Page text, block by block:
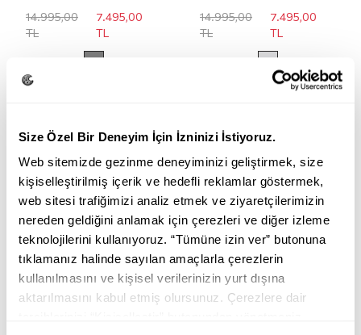
Size Özel Bir Deneyim İçin İzninizi İstiyoruz.
Web sitemizde gezinme deneyiminizi geliştirmek, size
kişiselleştirilmiş içerik ve hedefli reklamlar göstermek,
web sitesi trafiğimizi analiz etmek ve ziyaretçilerimizin
nereden geldiğini anlamak için çerezleri ve diğer izleme
teknolojilerini kullanıyoruz. “Tümüne izin ver” butonuna
tıklamanız halinde sayılan amaçlarla çerezlerin
kullanılmasını ve kişisel verilerinizin yurt dışına
aktarılmasını kabul etmiş olursunuz. Çerezlere dair
14.995,00
TL
7.495,00
TL
14.995,00
TL
7.495,00
TL